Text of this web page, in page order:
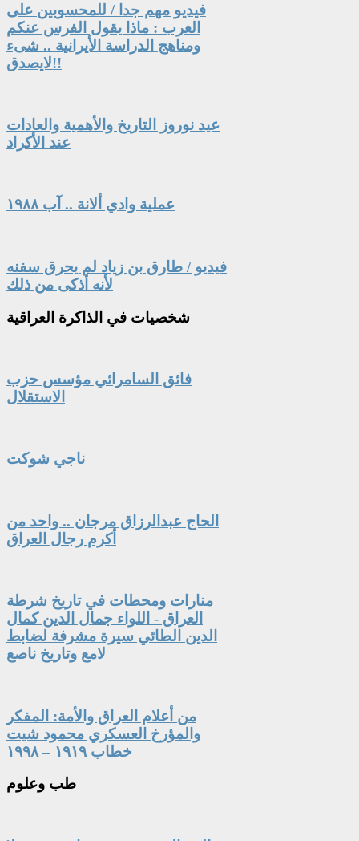
فيديو مهم جدا / للمحسوبين على
العرب : ماذا يقول الفرس عنكم
ومناهج الدراسة الأيرانية .. شىء
لايصدق!!
عيد نوروز التاريخ والأهمية والعادات
عند الأكراد
عملية وادي ألانة .. آب ١٩٨٨
فيديو / طارق بن زياد لم يحرق سفنه
لأنه أذكى من ذلك
شخصيات في الذاكرة العراقية
فائق السامرائي مؤسس حزب
الاستقلال
ناجي شوكت
الحاج عبدالرزاق مرجان .. واحد من
أكرم رجال العراق
منارات ومحطات في تاريخ شرطة
العراق - اللواء جمال الدين كمال
الدين الطائي سيرة مشرفة لضابط
لامع وتاريخ ناصع
من أعلام العراق والأمة: المفكر
والمؤرخ العسكري محمود شيت
خطاب ١٩١٩ – ١٩٩٨
طب وعلوم